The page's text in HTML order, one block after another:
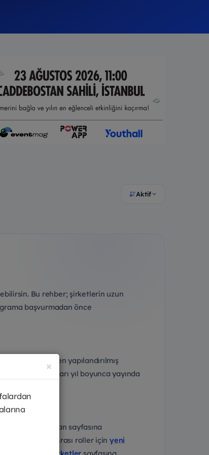
Aktif
Bu rehber; şirketlerin uzun
başvurmadan önce
ve eğitim içeren yapılandırılmış
sayfaları yıl boyunca yayında
ve seni ilan sayfasına
, mezuniyet sonrası roller içinyeni
×